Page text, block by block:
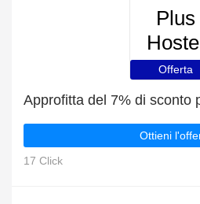
Plus
Offerta
Approfitta del 7% di sconto
Ottieni
17 Click